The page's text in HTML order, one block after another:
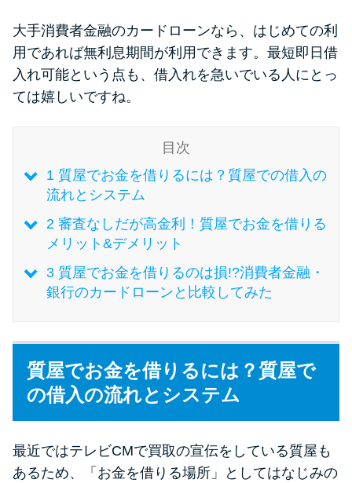
質屋でお金を借りるには？年利
やシステムをカードローンと比
較
学生がお金を借りる方法は？親
へのバレにくさや将来への影響
を解説
ソフト闇金とは？悪質な手口に
090金融（闇金）からお金を借り
てはいけない理由と借りた場合
の対処法
申し込みブラックとは?判断の目
安や審査に通らない理由
大手消費者金融のカードローンなら、はじめての利
用であれば無利息期間が利用できます。最短即日借
入れ可能という点も、借入れを急いでいる人にとっ
ては嬉しいですね。
目次
1質屋でお金を借りるには？質屋での借入の
流れとシステム
2審査なしだが高金利！質屋でお金を借りる
メリット&デメリット
3質屋でお金を借りるのは損!?消費者金融・
銀行のカードローンと比較してみた
質屋でお金を借りるには？質屋で
の借入の流れとシステム
最近ではテレビCMで買取の宣伝をしている質屋も
あるため、「お金を借りる場所」としてはなじみの